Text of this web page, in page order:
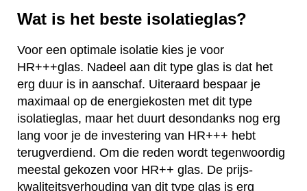
Wat is het beste isolatieglas?
Voor een optimale isolatie kies je voor
HR+++glas. Nadeel aan dit type glas is dat het
erg duur is in aanschaf. Uiteraard bespaar je
maximaal op de energiekosten met dit type
isolatieglas, maar het duurt desondanks nog erg
lang voor je de investering van HR+++ hebt
terugverdiend. Om die reden wordt tegenwoordig
meestal gekozen voor HR++ glas. De prijs-
kwaliteitsverhouding van dit type glas is erg